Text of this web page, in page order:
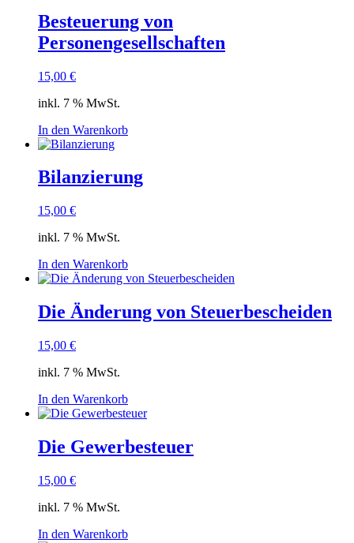
Besteuerung von
Personengesellschaften
15,00 €
inkl. 7 % MwSt.
In den Warenkorb
Bilanzierung
15,00 €
inkl. 7 % MwSt.
In den Warenkorb
Die Änderung von Steuerbescheiden
15,00 €
inkl. 7 % MwSt.
In den Warenkorb
Die Gewerbesteuer
15,00 €
inkl. 7 % MwSt.
In den Warenkorb